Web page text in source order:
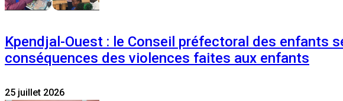
Kpendjal-Ouest : le Conseil préfectoral des enfants
conséquences des violences faites aux enfants
25 juillet 2026